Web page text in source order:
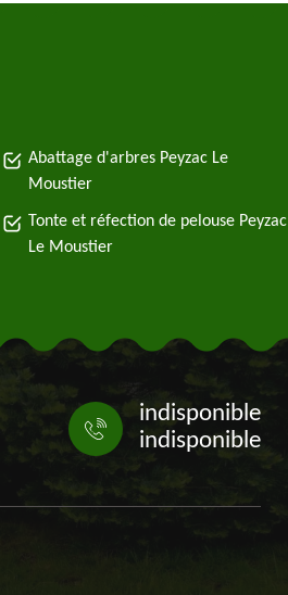
Abattage d'arbres Peyzac Le
Moustier
Tonte et réfection de pelouse Peyzac
Le Moustier
indisponible
indisponible